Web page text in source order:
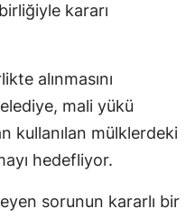
kararı
alınmasını
mali yükü
kullanılan mülklerdeki
hedefliyor.
sorunun kararlı bir